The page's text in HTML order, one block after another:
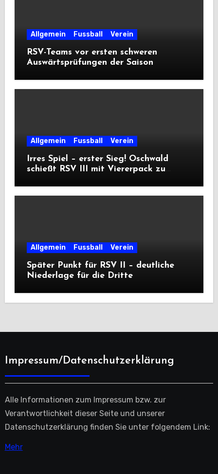
Allgemein Fussball Verein
RSV-Teams vor ersten schweren
Auswärtsprüfungen der Saison
Allgemein Fussball Verein
Irres Spiel – erster Sieg! Oschwald
schießt RSV III mit Viererpack zu
Allgemein Fussball Verein
Später Punkt für RSV II – deutliche
Niederlage für die Dritte
Impressum/Datenschutzerklärung
Alle Informationen zum Impressum bzw. zur
Verantwortlichkeit dieser Seite und unserer
Datenschutzerklärung finden Sie unter folgendem Link:
Mehr